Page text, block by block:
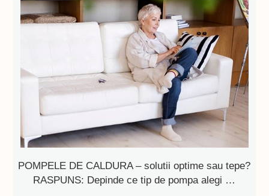
POMPELE DE CALDURA – solutii optime sau tepe?
RASPUNS: Depinde ce tip de pompa alegi …